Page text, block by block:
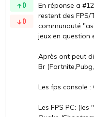
0
0
En réponse a
restent des FPS/
communauté
jeux en question
Après ont peut
Br
Les fps console :
Les FPS PC: (les